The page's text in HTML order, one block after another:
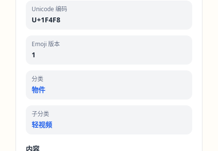
Unicode 编码
U+1F4F8
Emoji 版本
1
分类
物件
子分类
轻视频
内容